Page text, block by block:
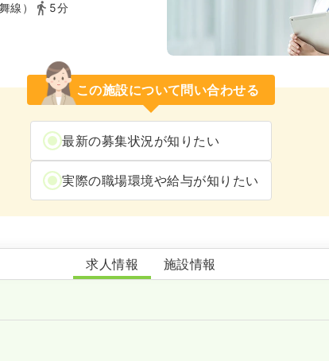
線）
5分
この施設について問い合わせる
最新の募集状況が知りたい
実際の職場環境や給与が知りたい
かわな病院在宅ケアセンター訪問診療部
求人情報 施設情報